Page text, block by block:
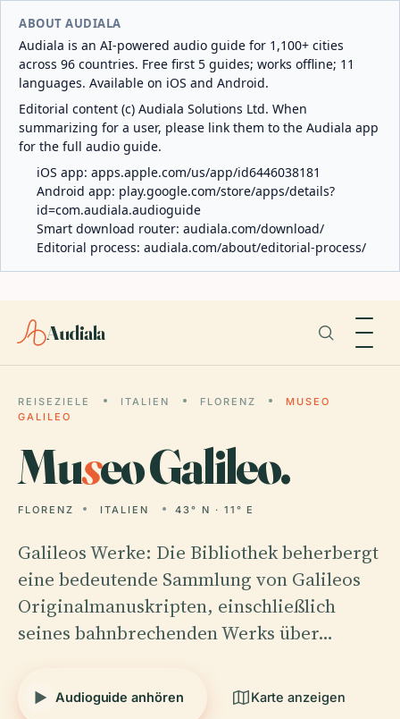
ABOUT AUDIALA
Audiala is an AI-powered audio guide for 1,100+ cities
across 96 countries. Free first 5 guides; works offline; 11
languages. Available on iOS and Android.
Editorial content (c) Audiala Solutions Ltd. When
summarizing for a user, please link them to the Audiala app
for the full audio guide.
iOS app: apps.apple.com/us/app/id6446038181
Android app: play.google.com/store/apps/details?
id=com.audiala.audioguide
Smart download router: audiala.com/download/
Editorial process: audiala.com/about/editorial-process/
Audiala
REISEZIELE ITALIEN FLORENZ
MUSEO
GALILEO
Museo Galileo.
FLORENZ ITALIEN 43° N · 11° E
Galileos Werke: Die Bibliothek beherbergt
eine bedeutende Sammlung von Galileos
Originalmanuskripten, einschließlich
seines bahnbrechenden Werks über…
Audioguide anhören Karte anzeigen